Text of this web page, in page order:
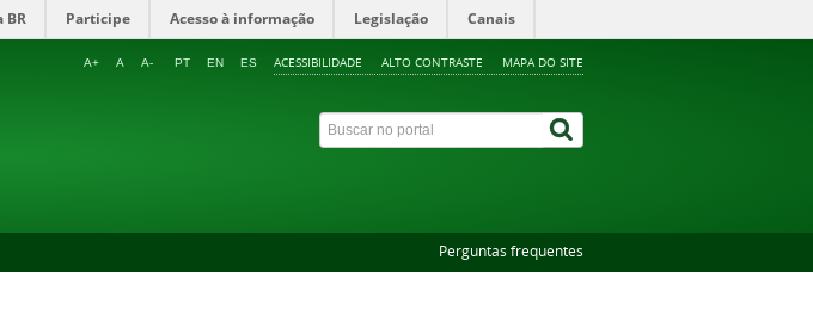
BR Participe Acesso à informação Legislação Canais
ACESSIBILIDADE ALTO CONTRASTE MAPA DO SITE
A+ A A- PT EN ES
Perguntas frequentes